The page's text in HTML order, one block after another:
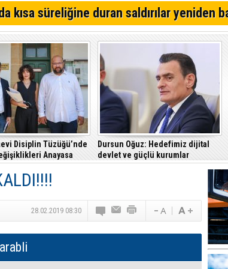
Mağusa'da kim önde? İşte son anket sonuçları...
Çalışma Bakanlığı, 15 Ağustos’a kadar 12.00-16.00
güneş altında çalışmayı yasakladı
kısa süreliğine duran saldırılar yeniden
Disiplin Tüzüğü’nde
Anayasa
taşıdı
Dursun Oğuz: Hedefimiz dijital
devlet ve güçlü kurumlar
28.02.2019 08:30